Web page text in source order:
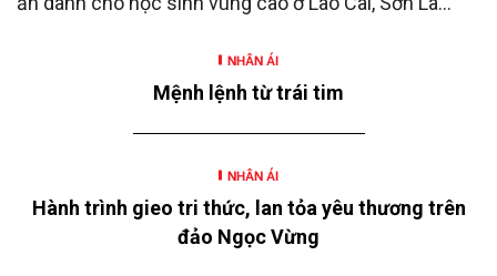
động nằm trong chương trình “SeABankers Vì trẻ
thơ” năm 2026 với chủ đề “Mùa hè yêu thương” của
Ngân hàng TMCP Đông Nam Á (SeABank, HOSE:
NHÂN ÁI
Mệnh lệnh từ trái tim
NHÂN ÁI
Hành trình gieo tri thức, lan tỏa yêu thương trên
đảo Ngọc Vừng